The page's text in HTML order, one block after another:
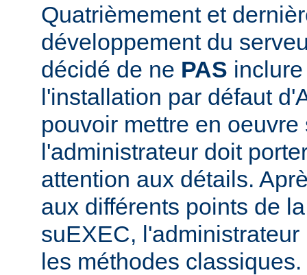
Quatrièmement et
développement du
décidé de ne PAS
l'installation par défaut
pouvoir mettre en oeuvre
l'administrateur doit
attention aux détails.
aux différents points de
suEXEC,
les méthodes